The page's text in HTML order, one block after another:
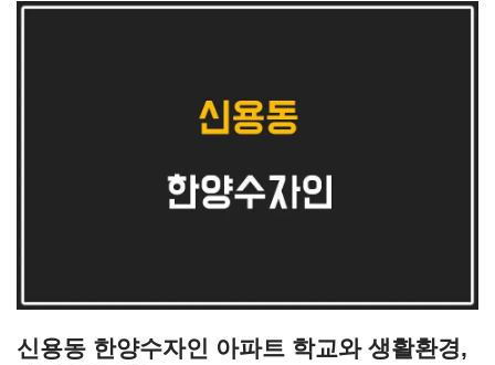
신용동 한양수자인 아파트 학교와 생활환경,